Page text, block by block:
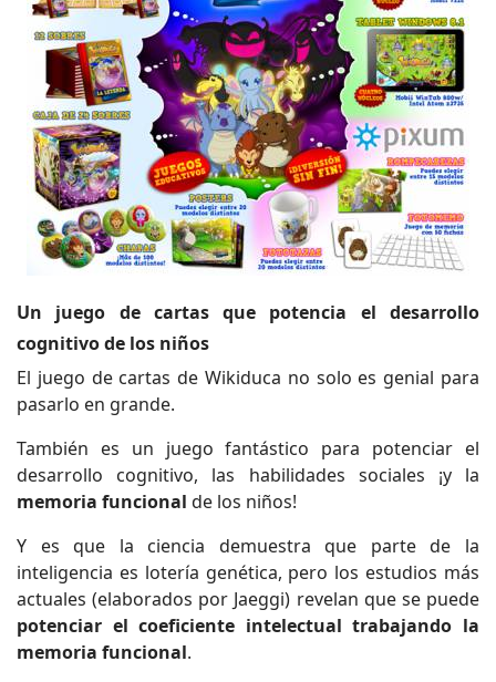
Un juego de cartas que potencia el desarrollo
cognitivo de los niños
El juego de cartas de Wikiduca no solo es genial para
pasarlo en grande.
También es un juego fantástico para potenciar el
desarrollo cognitivo, las habilidades sociales ¡y la
memoria funcional de los niños!
Y es que la ciencia demuestra que parte de la
inteligencia es lotería genética, pero los estudios más
actuales (elaborados por Jaeggi) revelan que se puede
potenciar el coeficiente intelectual trabajando la
memoria funcional.